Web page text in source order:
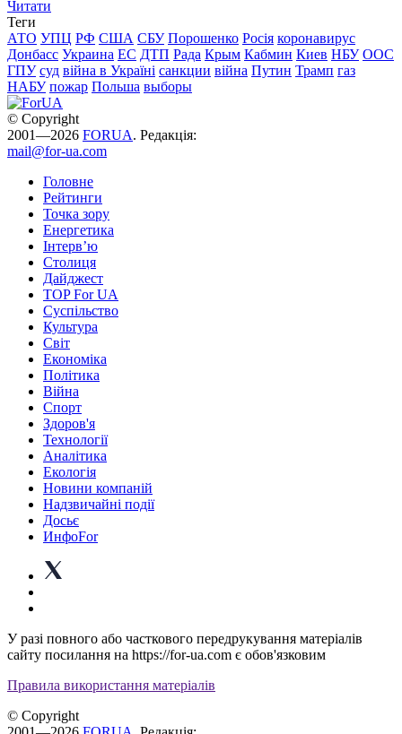
Читати
Теги
АТО УПЦ РФ США СБУ Порошенко Росія коронавирус
Донбасс Украина ЕС ДТП Рада Крым Кабмин Киев НБУ ООС
ГПУ суд війна в Україні санкции війна Путин Трамп газ
НАБУ пожар Польша выборы
© Copyright
2001—2026 FORUA. Редакція:
mail@for-ua.com
Головне
Рейтинги
Точка зору
Енергетика
Інтерв’ю
Столиця
Дайджест
TOP For UA
Суспiльство
Культура
Світ
Економіка
Політика
Війна
Спорт
Здоров'я
Технології
Аналітика
Екологія
Новини компаній
Надзвичайні події
Досьє
ИнфоFor
У разі повного або часткового передрукування матеріалів
сайту посилання на https://for-ua.com є обов'язковим
Правила використання матеріалів
© Copyright